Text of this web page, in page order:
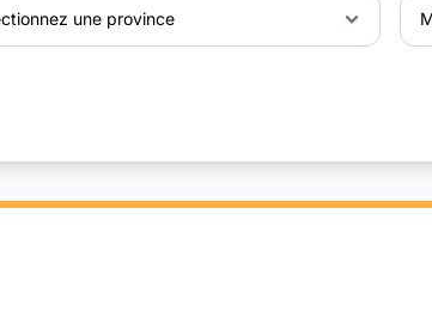
une province